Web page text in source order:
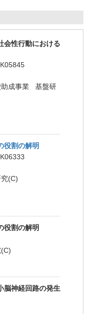
会性行動における
助成事業 基盤研
役割の解明
(C)
役割の解明
脳神経回路の発生